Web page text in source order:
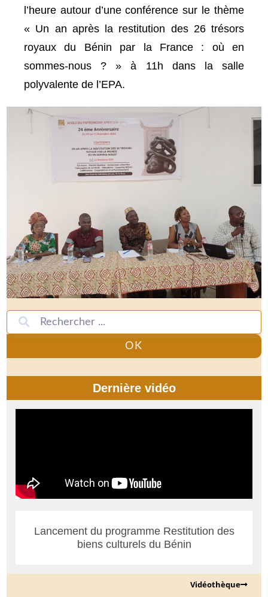
l’heure autour d’une conférence sur le thème
« Un an après la restitution des 26 trésors
royaux du Bénin par la France : où en
sommes-nous ? » à 11h dans la salle
polyvalente de l’EPA.
OK
Dernière vidéo
Lancement du programme Restitution des
biens culturels du Bénin
Vidéothèque